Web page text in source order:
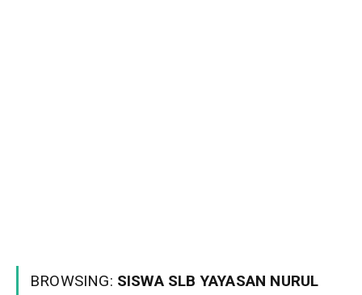
BROWSING: SISWA SLB YAYASAN NURUL